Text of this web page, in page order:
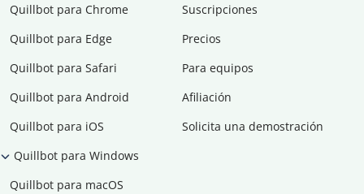
Quillbot para Chrome
Quillbot para Edge
Quillbot para Safari
Quillbot para Android
Quillbot para iOS
Quillbot para Windows
Quillbot para macOS
Suscripciones
Precios
Para equipos
Afiliación
Solicita una demostración